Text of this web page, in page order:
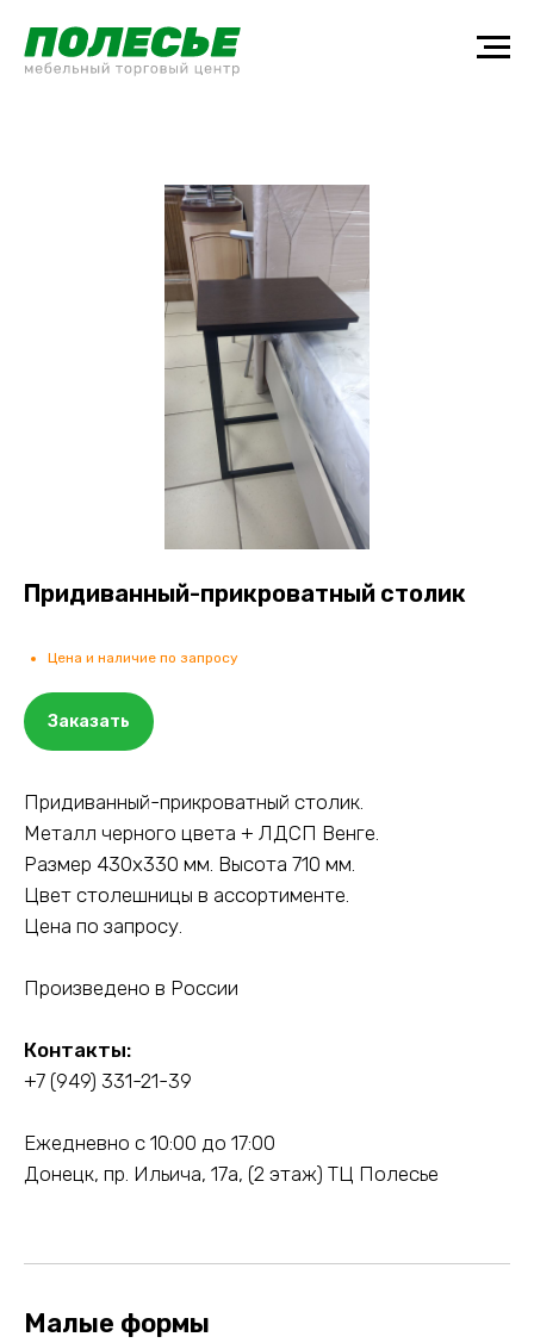
Придиванный-прикроватный столик
Цена и наличие по запросу
Заказать
Придиванный-прикроватный столик.
Металл черного цвета + ЛДСП Венге.
Размер 430х330 мм. Высота 710 мм.
Цвет столешницы в ассортименте.
Цена по запросу.
Произведено в России
Контакты:
+7 (949) 331-21-39
Ежедневно с 10:00 до 17:00
Донецк, пр. Ильича, 17а, (2 этаж) ТЦ Полесье
Малые формы